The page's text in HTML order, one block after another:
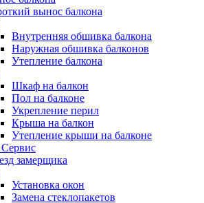
вынос балкона
Внутренняя обшивка балкона
Наружная обшивка балконов
Утепление балкона
Шкаф на балкон
Пол на балконе
Укрепление перил
Крыша на балкон
Утепление крыши на балконе
замерщика
Установка окон
Замена стеклопакетов